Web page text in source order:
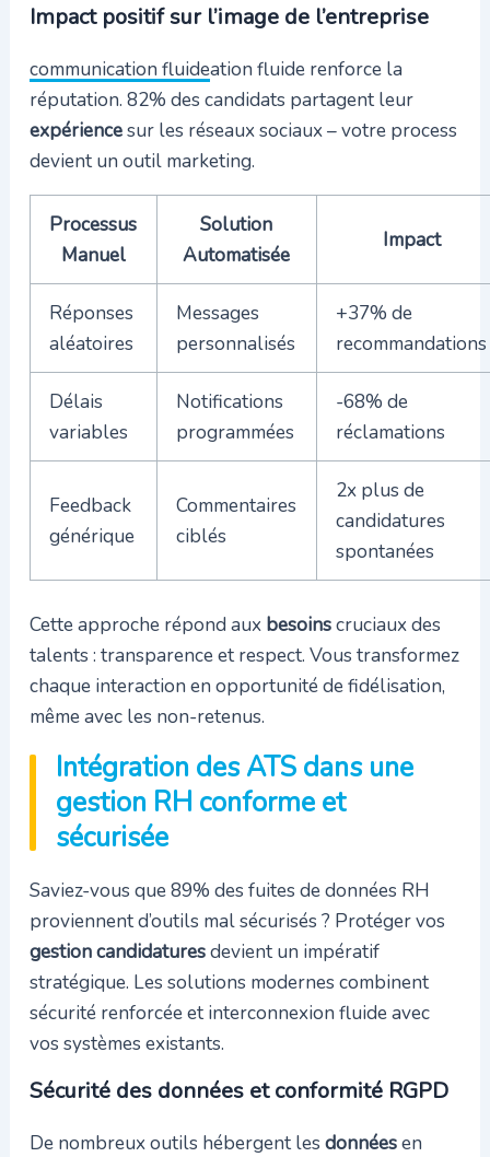
Impact positif sur l’image de l’entreprise
communication fluideation fluide renforce la
réputation. 82% des candidats partagent leur
expériencesur les réseaux sociaux – votre process
devient un outil marketing.
Processus
Manuel
Solution
Automatisée
Impact
Réponses
aléatoires
Messages
personnalisés
+37% de
recommandations
Délais
variables
Notifications
programmées
-68% de
réclamations
Feedback
générique
Commentaires
ciblés
2x plus de
candidatures
spontanées
Cette approche répond aux besoinscruciaux des
talents : transparence et respect. Vous transformez
chaque interaction en opportunité de fidélisation,
même avec les non-retenus.
Intégration des ATS dans une
gestion RH conforme et
sécurisée
Saviez-vous que 89% des fuites de données RH
proviennent d’outils mal sécurisés ? Protéger vos
gestion candidaturesdevient un impératif
stratégique. Les solutions modernes combinent
sécurité renforcée et interconnexion fluide avec
vos systèmes existants.
Sécurité des données et conformité RGPD
De nombreux outils hébergent les donnéesen